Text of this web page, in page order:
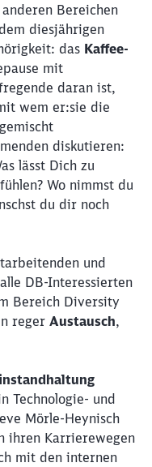
Bereichen
diesjährigen
das Kaffee-
mit
daran ist,
wem er:sie die
diskutieren:
lässt Dich zu
Wo nimmst du
du dir noch
und
DB-Interessierten
Bereich Diversity
reger Austausch,
Technologie- und
Mörle-Heynisch
ihren Karrierewegen
mit den internen
Weiter